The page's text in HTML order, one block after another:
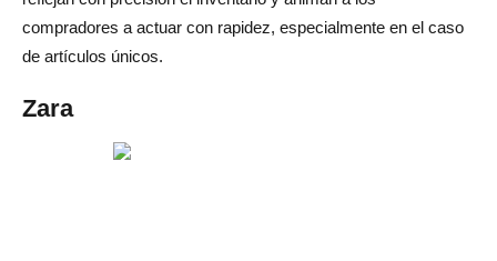
compradores a actuar con rapidez, especialmente en el caso
de artículos únicos.
Zara